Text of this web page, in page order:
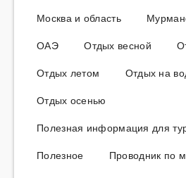
Москва и область
ОАЭ
Отдых весной
Отдых летом
Отдых на
Отдых осенью
Полезная информация для
Полезное
Проводник по